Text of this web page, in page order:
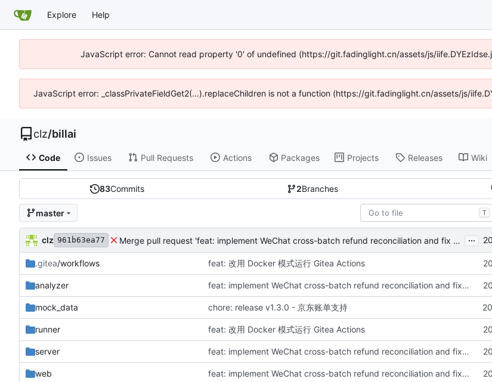
Explore Help
JavaScript error: Cannot read property '0' of undefined (https://git.fadinglight.cn/assets/js/
JavaScript error: _classPrivateFieldGet2(...).replaceChildren is not a function (https://git.fadinglight.cn/assets/js/
clz/billai
Code Issues Pull Requests Actions Packages Projects Releases Wiki
83Commits 2Branches
master T
clz 961b63ea77 Merge pull request 'feat: implement WeChat cross-batch refund reconciliation and fix misc issues' ( ...
.gitea/workflows feat: 改用 Docker 模式运行 Gitea Actions
analyzer feat: implement WeChat cross-batch refund reconciliation and fix misc issues
mock_data chore: release v1.3.0 - 京东账单支持
runner feat: 改用 Docker 模式运行 Gitea Actions
server feat: implement WeChat cross-batch refund reconciliation and fix misc issues
web feat: implement WeChat cross-batch refund reconciliation and fix misc issues